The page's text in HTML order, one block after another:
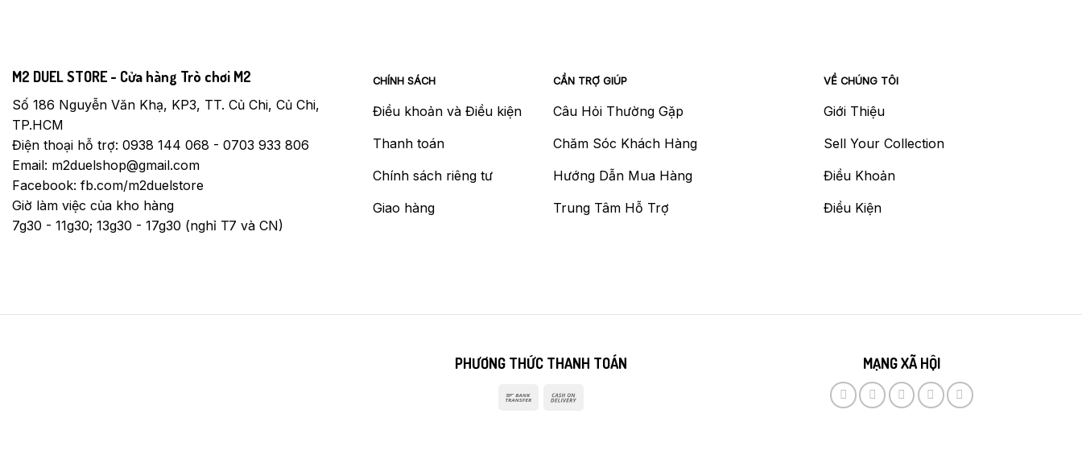
M2 DUEL STORE - Cửa hàng Trò chơi M2
Số 186 Nguyễn Văn Khạ, KP3, TT. Củ Chi, Củ Chi,
TP.HCM
Điện thoại hỗ trợ: 0938 144 068 - 0703 933 806
Email: m2duelshop@gmail.com
Facebook: fb.com/m2duelstore
Giờ làm việc của kho hàng
7g30 - 11g30; 13g30 - 17g30 (nghỉ T7 và CN)
CHÍNH SÁCH
Điều khoản và Điều kiện
Thanh toán
Chính sách riêng tư
Giao hàng
CẦN TRỢ GIÚP
Câu Hỏi Thường Gặp
Chăm Sóc Khách Hàng
Hướng Dẫn Mua Hàng
Trung Tâm Hỗ Trợ
VỀ CHÚNG TÔI
Giới Thiệu
Sell Your Collection
Điều Khoản
Điều Kiện
PHƯƠNG THỨC THANH TOÁN
Bank
MẠNG XÃ HỘI